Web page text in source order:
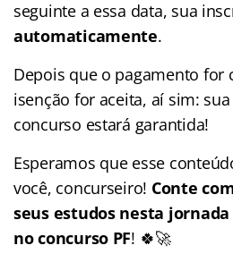
seguinte a essa data, sua
automaticamente.
Depois que o pagamento for
isenção for aceita, aí sim:
concurso estará garantida!
Esperamos que esse
você, concurseiro! Conte
seus estudos nesta
no concurso PF! 🍀🚀